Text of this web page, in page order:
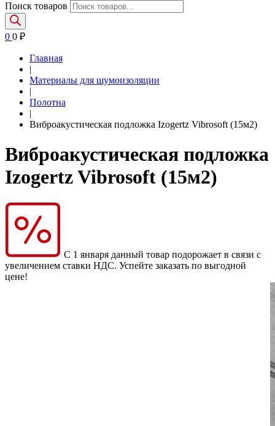
Поиск товаров
0 0 ₽
Главная
|
Материалы для шумоизоляции
|
Полотна
|
Виброакустическая подложка Izogertz Vibrosoft (15м2)
Виброакустическая подложка
Izogertz Vibrosoft (15м2)
С 1 января данный товар подорожает в связи с
увеличением ставки НДС. Успейте заказать по выгодной
цене!